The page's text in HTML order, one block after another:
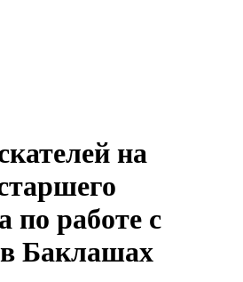
на
по работе с
Баклашах